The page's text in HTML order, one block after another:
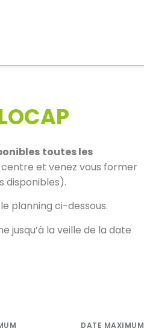
toutes les
et venez vous former
disponibles).
planning ci-dessous.
jusqu’à la veille de la date
DATE MAXIMUM